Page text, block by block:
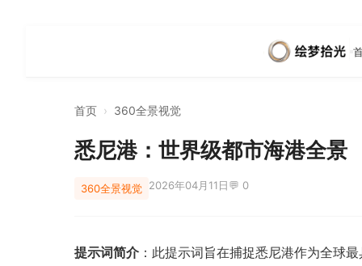
首页 › 360全景视觉
悉尼港：世界级都市海港全景
360全景视觉 2026年04月11日💬 0
提示词简介 ：此提示词旨在捕捉悉尼港作为全球